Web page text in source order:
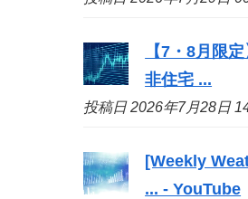
【7・8月限
非住宅 ...
投稿日 2026年7月28日
[Weekly
... - YouTube